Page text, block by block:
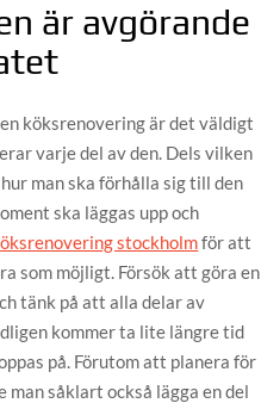
är avgörande
köksrenovering är det väldigt
varje del av den. Dels vilken
man ska förhålla sig till den
ska läggas upp och
stockholmför att
som möjligt. Försök att göra en
tänk på att alla delar av
kommer ta lite längre tid
på. Förutom att planera för
såklart också lägga en del